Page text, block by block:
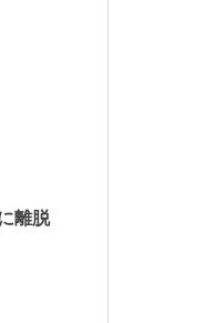
離脱